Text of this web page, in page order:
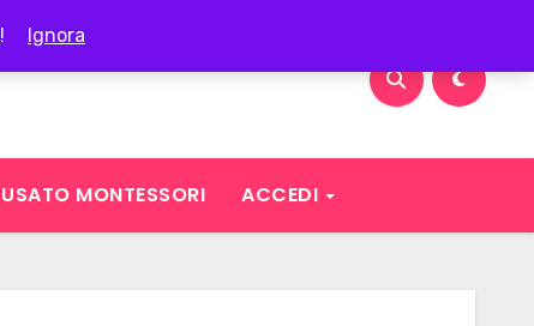
! Ignora
USATO MONTESSORI ACCEDI